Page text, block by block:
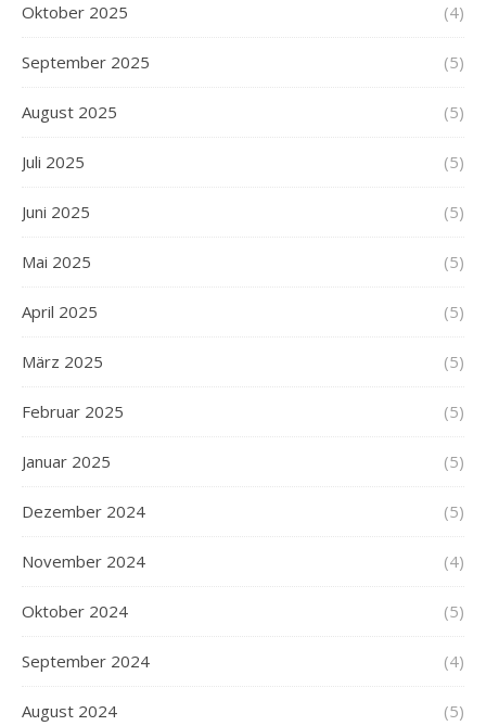
Oktober 2025 (4)
September 2025 (5)
August 2025 (5)
Juli 2025 (5)
Juni 2025 (5)
Mai 2025 (5)
April 2025 (5)
März 2025 (5)
Februar 2025 (5)
Januar 2025 (5)
Dezember 2024 (5)
November 2024 (4)
Oktober 2024 (5)
September 2024 (4)
August 2024 (5)